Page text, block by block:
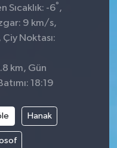
Sıcaklık: -6° ,
9 km/s,
Çiy Noktası:
km, Gün
18:19
Hanak